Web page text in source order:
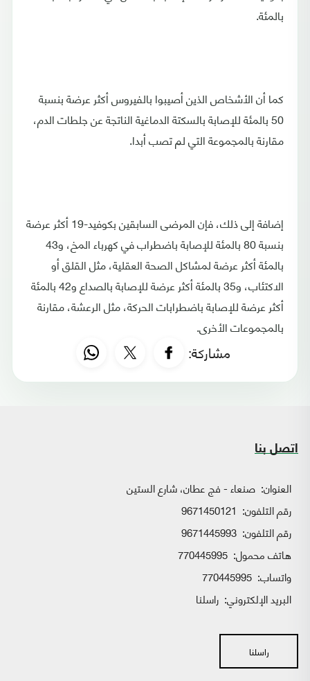
بالمئة.
كما أن الأشخاص الذين أصيبوا بالفيروس أكثر عرضة بنسبة
50 بالمئة للإصابة بالسكتة الدماغية الناتجة عن جلطات الدم،
مقارنة بالمجموعة التي لم تصب أبدا.
إضافة إلى ذلك، فإن المرضى السابقين بكوفيد-19 أكثر عرضة
بنسبة 80 بالمئة للإصابة باضطراب في كهرباء المخ، و43
بالمئة أكثر عرضة لمشاكل الصحة العقلية، مثل القلق أو
الاكتئاب، و35 بالمئة أكثر عرضة للإصابة بالصداع و42 بالمئة
أكثر عرضة للإصابة باضطرابات الحركة، مثل الرعشة، مقارنة
بالمجموعات الأخرى.
مشاركة:
اتصل بنا
العنوان: صنعاء - فج عطان، شارع الستين
رقم التلفون: 9671450121
رقم التلفون: 9671445993
هاتف محمول: 770445995
واتساب:
البريد الإلكتروني: راسلنا
راسلنا